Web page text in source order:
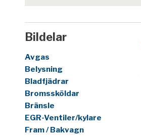
Bildelar
Avgas
Belysning
Bladfjädrar
Bromssköldar
Bränsle
EGR-Ventiler/kylare
Fram / Bakvagn